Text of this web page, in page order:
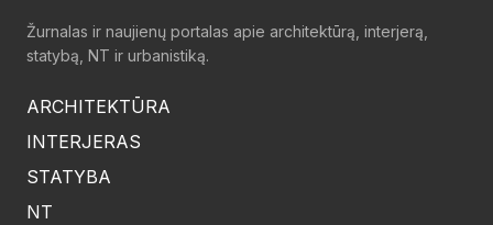
Žurnalas ir naujienų portalas apie architektūrą, interjerą,
statybą, NT ir urbanistiką.
ARCHITEKTŪRA
INTERJERAS
STATYBA
NT